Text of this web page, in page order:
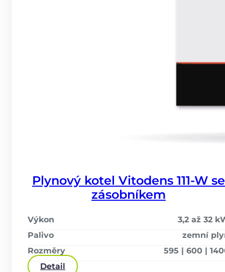
Plynový kotel Vitodens 111-W se
zásobníkem
Výkon
3,2 až 32
Palivo
zemní
Rozměry
595 | 600 |
Detail